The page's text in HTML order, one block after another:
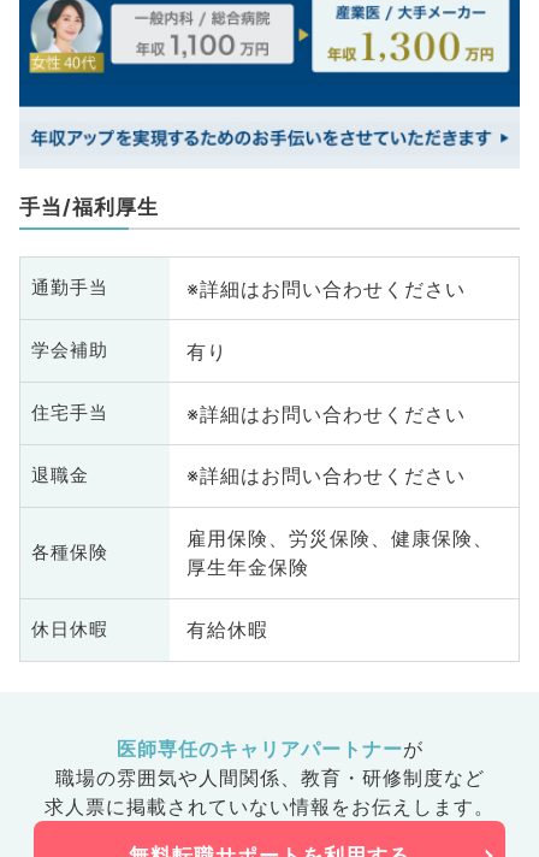
手当/福利厚生
通勤手当 ※詳細はお問い合わせください
学会補助 有り
住宅手当 ※詳細はお問い合わせください
退職金 ※詳細はお問い合わせください
各種保険
雇用保険、労災保険、健康保険、
厚生年金保険
休日休暇 有給休暇
医師専任のキャリアパートナーが
職場の雰囲気や人間関係、 教育・研修制度など
求人票に掲載されていない情報をお伝えします。